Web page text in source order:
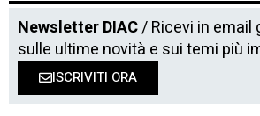
Newsletter DIAC/ Ricevi in email
sulle ultime novità e sui temi più
ISCRIVITI ORA